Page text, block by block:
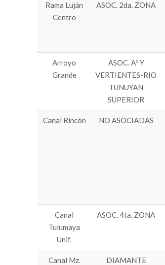
Rama Luján
Centro
ASOC. 2da. ZONA
Arroyo
Grande
ASOC. Aº Y
VERTIENTES-RIO
TUNUYAN
SUPERIOR
Canal Rincón NO ASOCIADAS
Canal
Tulumaya
Unif.
ASOC. 4ta. ZONA
Canal Mz.
DIAMANTE